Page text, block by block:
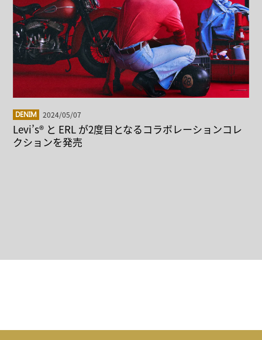
DENIM 2024/05/07
Levi’s® と ERL が2度目となるコラボレーションコレ
クションを発売